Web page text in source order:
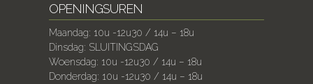
OPENINGSUREN
Maandag: 10u -12u30 / 14u – 18u
Dinsdag: SLUITINGSDAG
Woensdag: 10u -12u30 / 14u – 18u
Donderdag: 10u -12u30 / 14u – 18u